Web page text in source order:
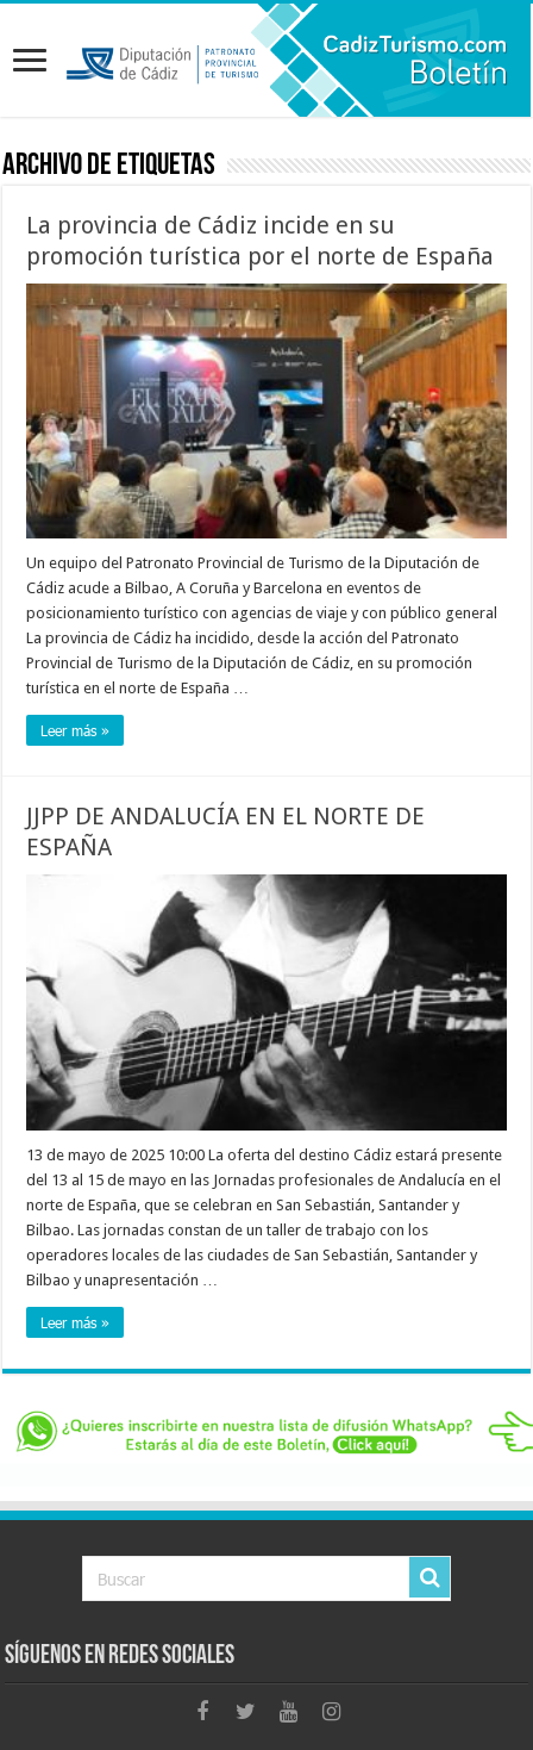
Archivo de etiquetas
La provincia de Cádiz incide en su
promoción turística por el norte de España
Un equipo del Patronato Provincial de Turismo de la Diputación de
Cádiz acude a Bilbao, A Coruña y Barcelona en eventos de
posicionamiento turístico con agencias de viaje y con público general
La provincia de Cádiz ha incidido, desde la acción del Patronato
Provincial de Turismo de la Diputación de Cádiz, en su promoción
turística en el norte de España …
Leer más »
JJPP DE ANDALUCÍA EN EL NORTE DE
ESPAÑA
13 de mayo de 2025 10:00 La oferta del destino Cádiz estará presente
del 13 al 15 de mayo en las Jornadas profesionales de Andalucía en el
norte de España, que se celebran en San Sebastián, Santander y
Bilbao. Las jornadas constan de un taller de trabajo con los
operadores locales de las ciudades de San Sebastián, Santander y
Bilbao y unapresentación …
Leer más »
Síguenos en Redes Sociales